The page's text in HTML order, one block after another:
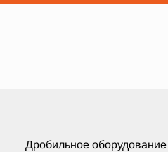
Дробильное оборудование